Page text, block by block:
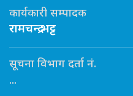
कार्यकारी सम्पादक
रामचन्द्र भट्ट
सूचना विभाग दर्ता नं.
...